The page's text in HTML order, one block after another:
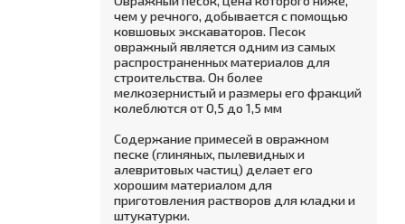
чем у речного, добывается с помощью
ковшовых экскаваторов. Песок
овражный является одним из самых
распространенных материалов для
строительства. Он более
мелкозернистый и размеры его фракций
колеблются от 0,5 до 1,5 мм
Содержание примесей в овражном
песке (глиняных, пылевидных и
алевритовых частиц) делает его
хорошим материалом для
приготовления растворов для кладки и
штукатурки.